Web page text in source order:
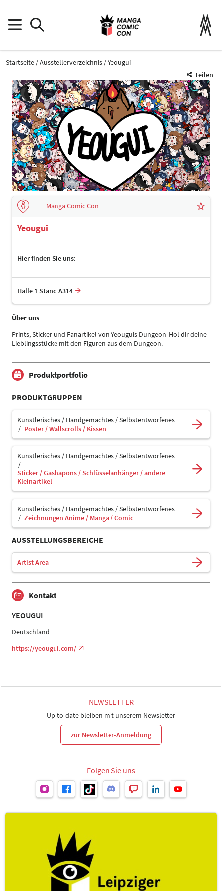
Startseite Ausstellerverzeichnis
Yeougui
Teilen
Manga Comic Con
Yeougui
Hier finden Sie uns:
Halle 1 Stand A314
Über uns
Prints, Sticker und Fanartikel von Yeouguis Dungeon. Hol dir deine
Lieblingsstücke mit den Figuren aus dem Dungeon.
Produktportfolio
PRODUKTGRUPPEN
Künstlerisches / Handgemachtes / Selbstentworfenes
Poster / Wallscrolls / Kissen
Künstlerisches / Handgemachtes / Selbstentworfenes
Sticker / Gashapons / Schlüsselanhänger / andere
Kleinartikel
Künstlerisches / Handgemachtes / Selbstentworfenes
Zeichnungen Anime / Manga / Comic
AUSSTELLUNGSBEREICHE
Artist Area
Kontakt
YEOUGUI
Deutschland
https://yeougui.com/
NEWSLETTER
Up-to-date bleiben mit unserem Newsletter
zur Newsletter-Anmeldung
Folgen Sie uns